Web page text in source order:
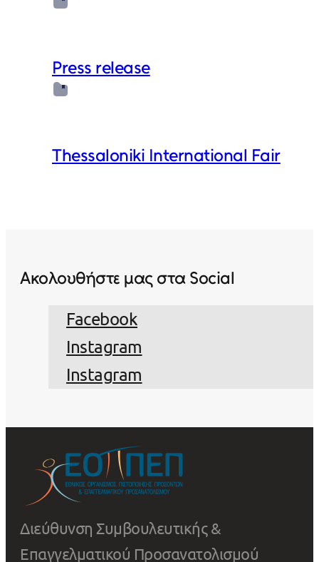
Press release
Thessaloniki International Fair
Ακολουθήστε μας στα Social
Facebook
Instagram
Instagram
Διεύθυνση Συμβουλευτικής &
Επαγγελματικού Προσανατολισμού